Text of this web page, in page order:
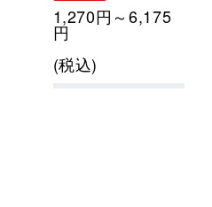
1,270円～6,175
円
(税込)